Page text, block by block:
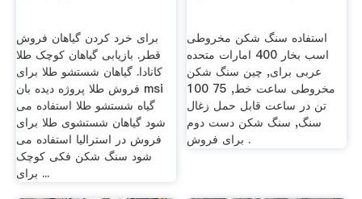
برای خرد کردن گیاهان فروش
قطر. بازیابی گیاهان کوچک طلا
کانادا. گیاهان شستشو طلا برای
فروش طلا پروژه دیده بان msi
گیاه شستشو طلا استفاده می
شود گیاهان شستشوی طلا برای
فروش در استرالیا استفاده می
شود سنگ شکن فکی کوچک
برای ...
استفاده سنگ شکن مخروطی
اسب بخار 400 امارات متحده
عربی برای, چین سنگ شکن
مخروطی ساعت خط, 75 100
تن در ساعت قابل حمل زغال
سنگ, سنگ شکن دست دوم
برای فروش .